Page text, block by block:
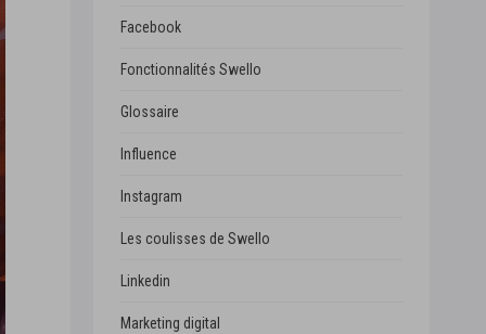
Facebook
Fonctionnalités Swello
Glossaire
Influence
Instagram
Les coulisses de Swello
Linkedin
Marketing digital